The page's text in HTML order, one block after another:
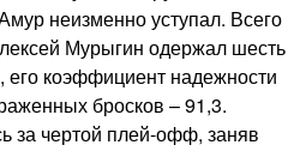
неизменно уступал. Всего
Мурыгин одержал шесть
коэффициент надежности
бросков – 91,3.
за чертой плей-офф, заняв